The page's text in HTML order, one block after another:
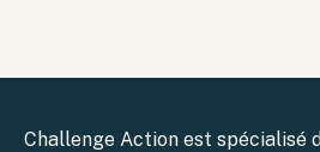
Challenge Action est spécialisé